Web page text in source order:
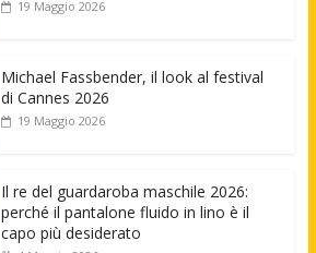
19 Maggio 2026
Michael Fassbender, il look al festival
di Cannes 2026
19 Maggio 2026
Il re del guardaroba maschile 2026:
perché il pantalone fluido in lino è il
capo più desiderato